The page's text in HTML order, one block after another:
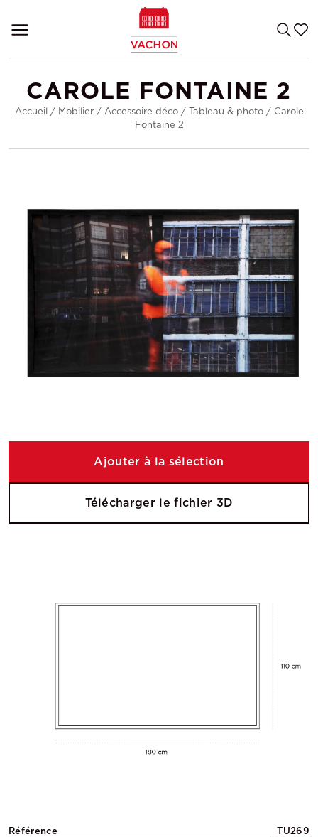
CAROLE FONTAINE 2
Accueil / Mobilier/ Accessoire déco/ Tableau & photo/ Carole
Fontaine 2
Référence
TU269
Ajouter à la sélection
Télécharger le fichier 3D